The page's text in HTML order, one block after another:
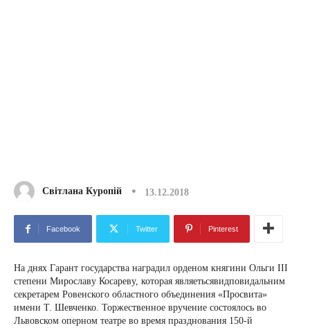
Світлана Куропій 13.12.2018
Facebook Twitter Pinterest
На днях Гарант государства наградил орденом княгини Ольги III
степени Мирославу Косареву, которая являетьсявидповидальним
секретарем Ровенского областного объединения «Просвита»
имени Т. Шевченко. Торжественное вручение состоялось во
Львовском оперном театре во время празднования 150-й